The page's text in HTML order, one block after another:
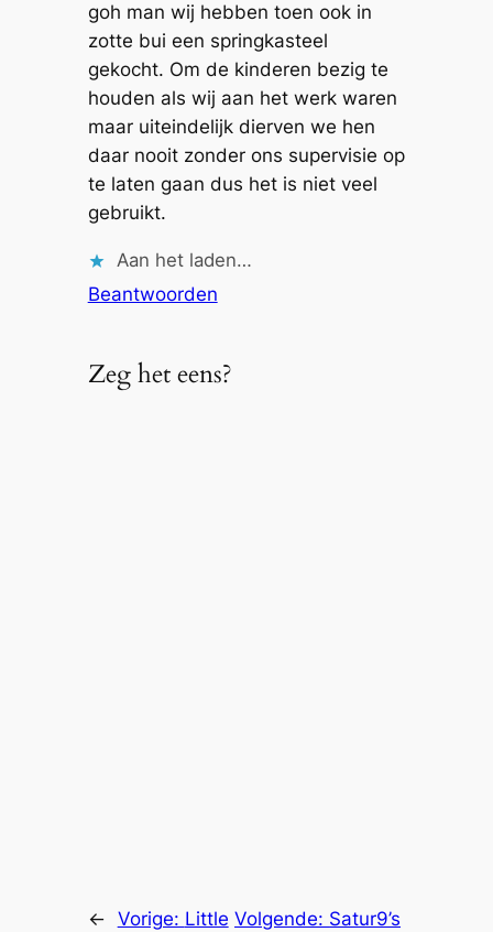
goh man wij hebben toen ook in
zotte bui een springkasteel
gekocht. Om de kinderen bezig te
houden als wij aan het werk waren
maar uiteindelijk dierven we hen
daar nooit zonder ons supervisie op
te laten gaan dus het is niet veel
gebruikt.
Aan het laden…
Beantwoorden
Zeg het eens?
← Vorige: Little Volgende: Satur9’s